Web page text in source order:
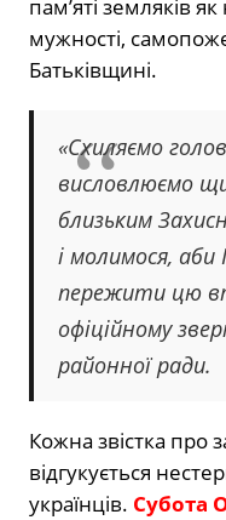
пам’яті земляків
мужності,
Батьківщині.
«Схиляємо
висловлюємо
близьким
і молимося, аби
пережити цю
офіційному
районної ради.
Кожна звістка про
відгукується
українців. Субота